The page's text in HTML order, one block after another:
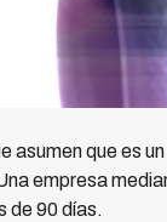
asumen que es
empresa
de 90 días.